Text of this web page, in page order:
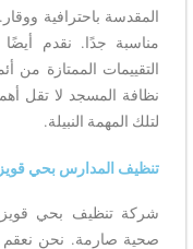
المقدسة باحترافية
مناسبة جدًا. نقدم
التقييمات الممتازة من
نظافة المسجد لا تقل
لتلك المهمة النبيلة.
تنظيف المدارس بحي
شركة تنظيف بحي
صحية صارمة. نحن نعقم